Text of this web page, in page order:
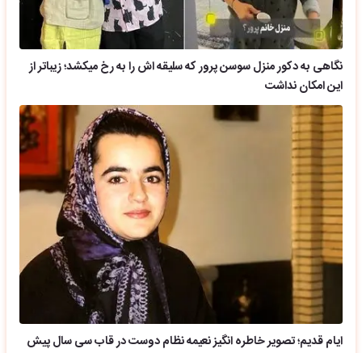
نگاهی به دکور منزل سوسن پرور که سلیقه اش را به رخ میکشد؛ زیباتر از
این امکان نداشت
ایام قدیم؛ تصویر خاطره انگیز نعیمه نظام دوست در قاب سی سال پیش